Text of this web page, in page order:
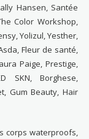
Hansen, Santée
Color Workshop,
Yolizul, Yesther,
Fleur de santé,
Paige, Prestige,
SKN, Borghese,
Gum Beauty, Hair
corps waterproofs,